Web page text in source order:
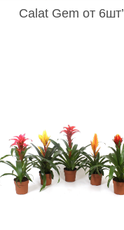
Calat Gem от 6шт’